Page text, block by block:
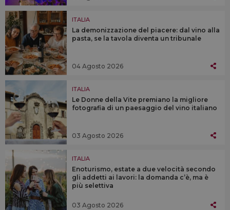
ITALIA
La demonizzazione del piacere: dal vino alla
pasta, se la tavola diventa un tribunale
04 Agosto 2026
ITALIA
Le Donne della Vite premiano la migliore
fotografia di un paesaggio del vino italiano
03 Agosto 2026
ITALIA
Enoturismo, estate a due velocità secondo
gli addetti ai lavori: la domanda c’è, ma è
più selettiva
03 Agosto 2026